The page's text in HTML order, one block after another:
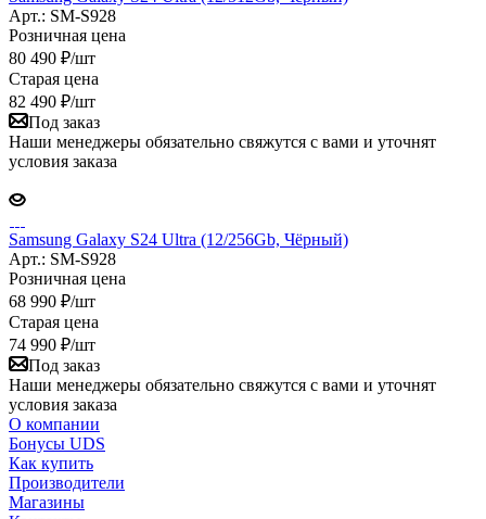
Арт.: SM-S928
Розничная цена
80 490 ₽/шт
Старая цена
82 490 ₽/шт
Под заказ
Наши менеджеры обязательно свяжутся с вами и уточнят
условия заказа
Samsung Galaxy S24 Ultra (12/256Gb, Чёрный)
Арт.: SM-S928
Розничная цена
68 990 ₽/шт
Старая цена
74 990 ₽/шт
Под заказ
Наши менеджеры обязательно свяжутся с вами и уточнят
условия заказа
О компании
Бонусы UDS
Как купить
Производители
Магазины